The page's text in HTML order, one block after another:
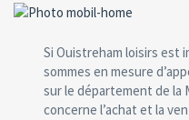
Si Ouistreham loisirs est
sommes en mesure
sur le département de la
concerne l’achat et la